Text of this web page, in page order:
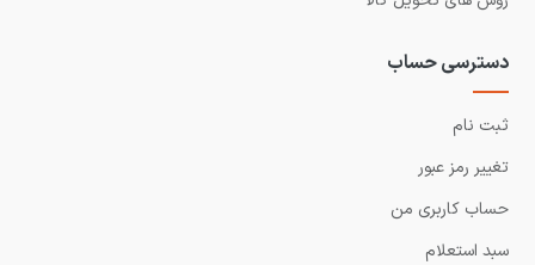
دسترسی حساب
ثبت نام
تغییر رمز عبور
حساب کاربری من
سبد استعلام